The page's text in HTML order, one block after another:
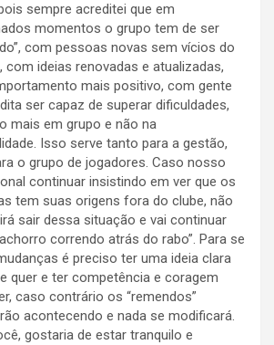
sempre acreditei que em
momentos o grupo tem de ser
com pessoas novas sem vícios do
com ideias renovadas e atualizadas,
mais positivo, com gente
ser capaz de superar dificuldades,
mais em grupo e não na
Isso serve tanto para a gestão,
o grupo de jogadores. Caso nosso
continuar insistindo em ver que os
tem suas origens fora do clube, não
sair dessa situação e vai continuar
correndo atrás do rabo”. Para se
é preciso ter uma ideia clara
quer e ter competência e coragem
caso contrário os “remendos”
acontecendo e nada se modificará.
gostaria de estar tranquilo e